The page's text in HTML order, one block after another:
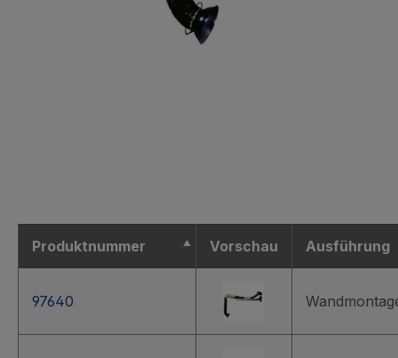
Produktnummer Vorschau Ausführung
97640